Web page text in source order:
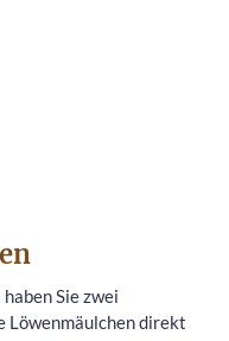
Sie zwei
Löwenmäulchen direkt